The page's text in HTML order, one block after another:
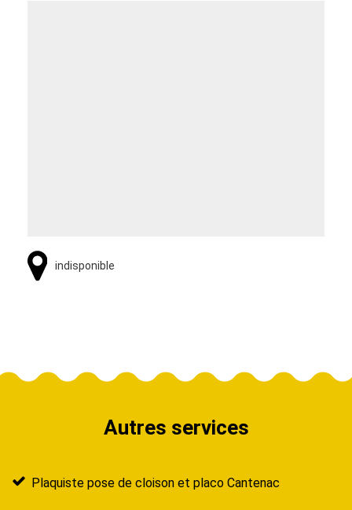
indisponible
Autres services
Plaquiste pose de cloison et placo Cantenac